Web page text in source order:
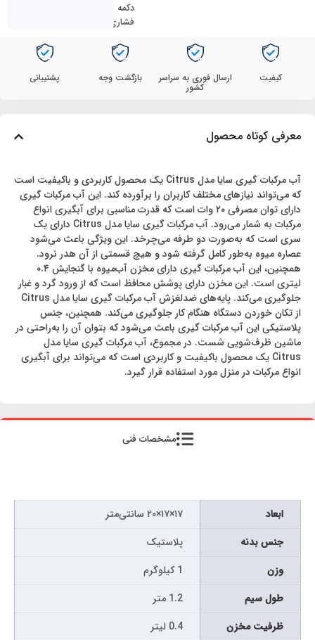
دکمه
فشاری
کیفیت ارسال فوری به سراسر
کشور
بازگشت وجه پشتیبانی
معرفی کوتاه محصول
آب مرکبات گیری سایا مدل Citrus یک محصول کاربردی و باکیفیت است
که می‌تواند نیازهای مختلف کاربران را برآورده کند. این آب مرکبات گیری
دارای توان مصرفی ۲۰ وات است که قدرت مناسبی برای آبگیری انواع
مرکبات به شمار می‌رود. آب مرکبات گیری سایا مدل Citrus دارای یک
سری است که به‌صورت دو طرفه می‌چرخد. این ویژگی باعث می‌شود
عصاره میوه به‌طور کامل گرفته شود و هیچ قسمتی از آن هدر نرود.
همچنین، این آب مرکبات گیری دارای مخزن آب‌میوه با گنجایش ۰.۴
لیتری است. این مخزن دارای پوشش محافظ است که از ورود گرد و غبار
جلوگیری می‌کند. پایه‌های ضدلغزش آب مرکبات گیری سایا مدل Citrus
از تکان خوردن دستگاه هنگام کار جلوگیری می‌کند. همچنین، جنس
پلاستیکی این آب مرکبات گیری باعث می‌شود که بتوان آن را به‌راحتی در
ماشین ظرف‌شویی شست. در مجموع، آب مرکبات گیری سایا مدل
Citrus یک محصول باکیفیت و کاربردی است که می‌تواند برای آبگیری
انواع مرکبات در منزل مورد استفاده قرار گیرد.
مشخصات فنی
ابعاد
۱۷×۱۷×۲۰ سانتی‌متر
جنس بدنه
پلاستیک
وزن
1 کیلوگرم
طول سیم
1.2 متر
ظرفیت مخزن
0.4 لیتر